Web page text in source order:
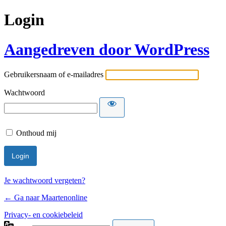
Login
Aangedreven door WordPress
Gebruikersnaam of e-mailadres
Wachtwoord
Onthoud mij
Je wachtwoord vergeten?
← Ga naar Maartenonline
Privacy- en cookiebeleid